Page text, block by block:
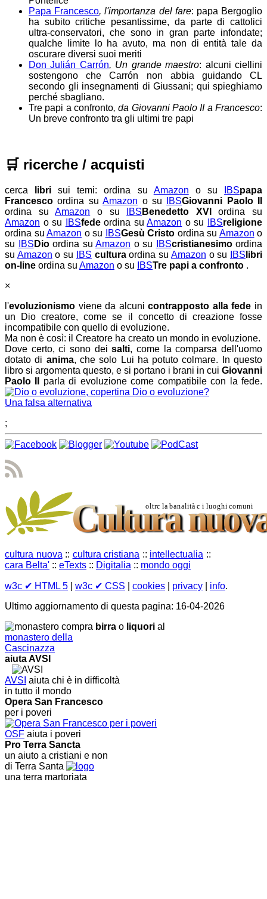
Papa Francesco, l'importanza del fare: papa Bergoglio
ha subito critiche pesantissime, da parte di cattolici
ultra-conservatori, che sono in gran parte infondate;
qualche limite lo ha avuto, ma non di entità tale da
oscurare diversi suoi meriti
Don Julián Carrón, Un grande maestro: alcuni ciellini
sostengono che Carrón non abbia guidando CL
secondo gli insegnamenti di Giussani; qui spieghiamo
perché sbagliano.
Tre papi a confronto, da Giovanni Paolo II a Francesco:
Un breve confronto tra gli ultimi tre papi
🛒 ricerche / acquisti
cerca libri sui temi:ordina su Amazon o su IBSpapa
Francesco ordina suAmazon o su IBSGiovanni Paolo II
ordina suAmazon o su IBS Benedetto XVI
ordina su
Amazon o su IBSfede ordina suAmazon o su IBSreligione
ordina su Amazon o su IBSGesù Cristo ordina su Amazon o
su
IBS Dio ordina su Amazon o su IBScristianesimo ordina
su Amazon o su IBS cultura ordina su Amazon o su IBS libri
on-line ordina su Amazon o su IBSTre papi a confronto .
×
l'evoluzionismo viene da alcunicontrapposto alla fede in
un Dio creatore, come se il concetto di creazione fosse
incompatibile con quello di evoluzione.
Ma non è così: il Creatore ha creato un mondo in evoluzione.
Dove certo, ci sono deisalti, come la comparsa dell'uomo
dotato di anima, che solo Lui ha potuto colmare. In questo
libro si argomenta questo, e si portano i brani in cui Giovanni
Paolo II
parla di evoluzione come compatibile con la fede.
Dio o evoluzione?
Una falsa alternativa
;
cultura nuova :: cultura cristiana :: intellectualia ::
cara Belta' :: eTexts :: Digitalia :: mondo oggi
w3c ✔ HTML 5 w3c ✔ CSS cookies privacy info.
Ultimo aggiornamento di questa pagina: 16-04-2026
compra birra o liquori al
monastero della
Cascinazza
aiuta AVSI
AVSI aiuta chi è in difficoltà
in tutto il mondo
Opera San Francesco
per i poveri
OSF aiuta i poveri
Pro Terra Sancta
un aiuto a cristiani e non
di Terra Santa
una terra martoriata